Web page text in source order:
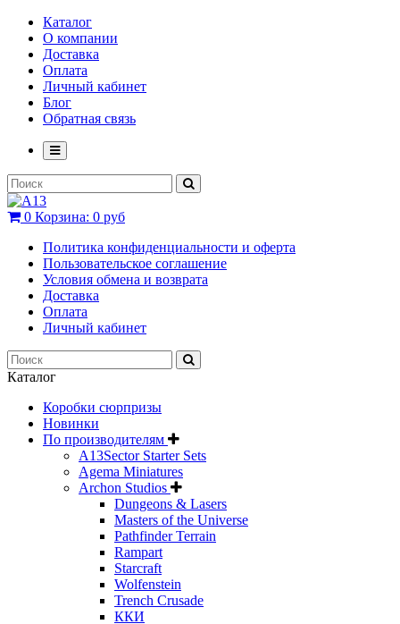
Каталог
О компании
Доставка
Оплата
Личный кабинет
Блог
Обратная связь
0 Корзина: 0 руб
Политика конфиденциальности и оферта
Пользовательское соглашение
Условия обмена и возврата
Доставка
Оплата
Личный кабинет
Каталог
Коробки сюрпризы
Новинки
По производителям
A13Sector Starter Sets
Agema Miniatures
Archon Studios
Dungeons & Lasers
Masters of the Universe
Pathfinder Terrain
Rampart
Starcraft
Wolfenstein
Trench Crusade
ККИ